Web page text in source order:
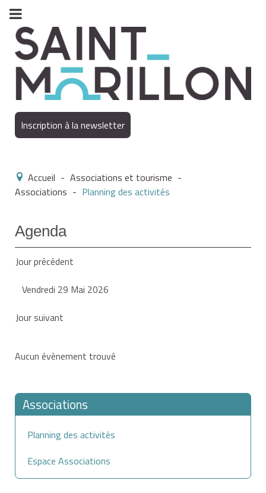
Inscription à la newsletter
Accueil - Associations et tourisme -
Associations - Planning des activités
Agenda
Jour précédent
Vendredi 29 Mai 2026
Jour suivant
Aucun évènement trouvé
Associations
Planning des activités
Espace Associations